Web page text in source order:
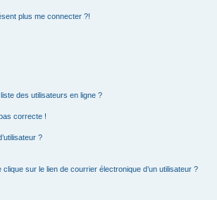
plus me connecter ?!
des utilisateurs en ligne ?
correcte !
?
sur le lien de courrier électronique d’un utilisateur ?